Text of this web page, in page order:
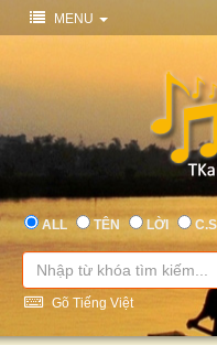
MENU
ALL TÊN LỜI
Gõ Tiếng Việt